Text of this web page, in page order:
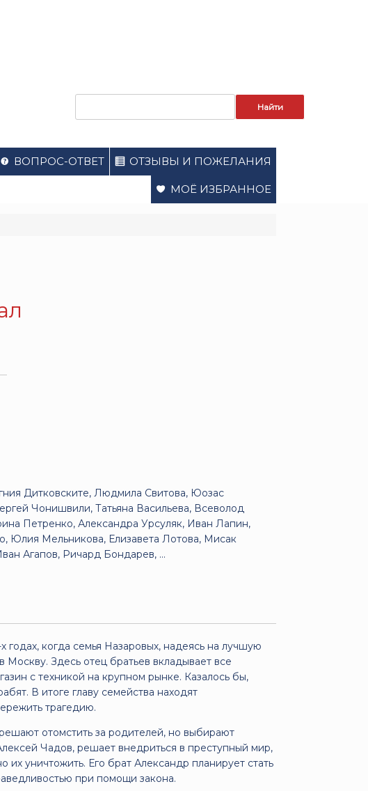
ВОПРОС-ОТВЕТ ОТЗЫВЫ И ПОЖЕЛАНИЯ
МОЁ ИЗБРАННОЕ
Дитковските, Людмила Свитова, Юозас
Чонишвили, Татьяна Васильева, Всеволод
Петренко, Александра Урсуляк, Иван Лапин,
Юлия Мельникова, Елизавета Лотова, Мисак
Агапов, Ричард Бондарев, ...
когда семья Назаровых, надеясь на лучшую
Москву. Здесь отец братьев вкладывает все
с техникой на крупном рынке. Казалось бы,
В итоге главу семейства находят
трагедию.
отомстить за родителей, но выбирают
Чадов, решает внедриться в преступный мир,
их уничтожить. Его брат Александр планирует стать
при помощи закона.